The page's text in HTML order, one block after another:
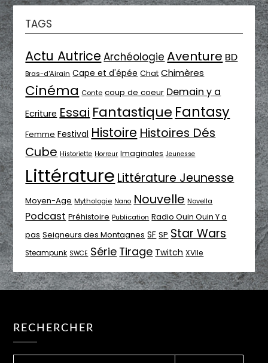
TAGS
Actu Autrice Archéologie Aventure BD
Bras-d'Airain Cape et d'épée Chat Chimères
Cinéma Conte coup de coeur Demain y a
Ecriture Essai Fantastique Fantasy
Femme Festival Histoire Histoires Dés
Cube Historiette Horreur Imaginales Jeunesse
Littérature Littérature Jeunesse
Moyen-Age Mythologie Nano Nouvelle Novella
Podcast Préhistoire Publication Radio Ouin Ouin Y a
pas Seigneurs des Montagnes SF SP Star Wars
Steampunk SWCE Série Tirage Twitch XVIIe
RECHERCHER